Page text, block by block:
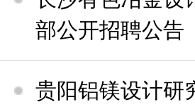
部公开招聘公告
贵阳铝镁设计研